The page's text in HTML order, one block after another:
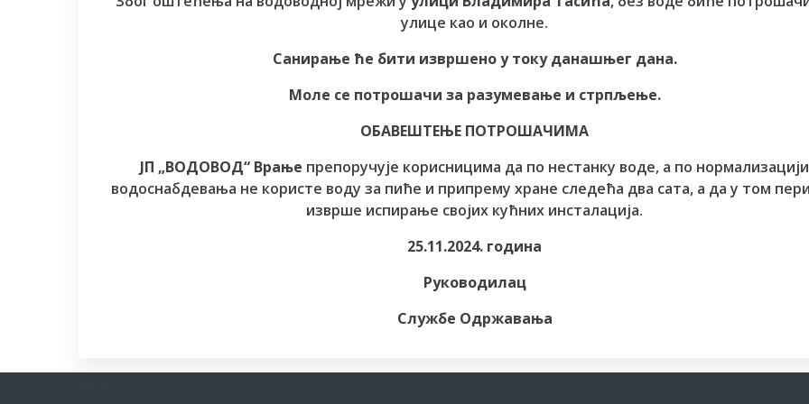
улице као и околне.
Санирање ће бити извршено у току данашњег дана.
Моле се потрошачи за разумевање и стрпљење.
ОБАВЕШТЕЊЕ ПОТРОШАЧИМА
ЈП „ВОДОВОД“ Врање препоручује корисницима да по нестанку воде, а по нормализацији
водоснабдевања не користе воду за пиће и припрему хране следећа два сата, а да у том
изврше испирање својих кућних инсталација.
25.11.2024. година
Руководилац
Службе Одржавања